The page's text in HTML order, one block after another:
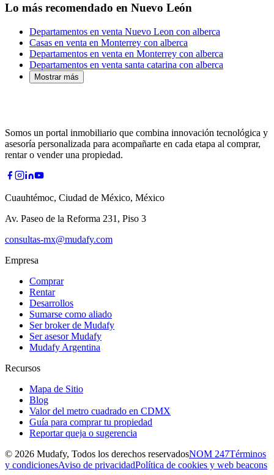
Lo más recomendado en Nuevo León
Departamentos en venta Nuevo Leon con alberca
Casas en venta en Monterrey con alberca
Departamentos en venta en Monterrey con alberca
Departamentos en venta santa catarina con alberca
Mostrar más
Somos un portal inmobiliario que combina innovación tecnológica y
asesoría personalizada para acompañarte en cada etapa al comprar,
rentar o vender una propiedad.
Cuauhtémoc, Ciudad de México, México
Av. Paseo de la Reforma 231, Piso 3
consultas-mx@mudafy.com
Empresa
Comprar
Rentar
Desarrollos
Sumarse como aliado
Ser broker de Mudafy
Ser asesor Mudafy
Mudafy Argentina
Recursos
Mapa de Sitio
Blog
Valor del metro cuadrado en CDMX
Guía para comprar tu propiedad
Reportar queja o sugerencia
© 2026 Mudafy, Todos los derechos reservadosNOM 247Términos
y condicionesAviso de privacidadPolítica de cookies y web beacons